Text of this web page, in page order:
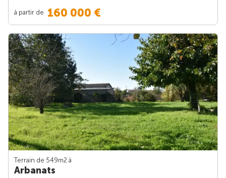
à partir de 160 000 €
Terrain de 549m2 à
Arbanats